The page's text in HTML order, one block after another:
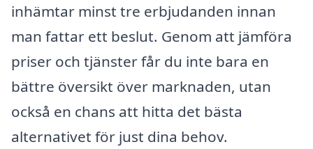
inhämtar minst tre erbjudanden innan
man fattar ett beslut. Genom att jämföra
priser och tjänster får du inte bara en
bättre översikt över marknaden, utan
också en chans att hitta det bästa
alternativet för just dina behov.